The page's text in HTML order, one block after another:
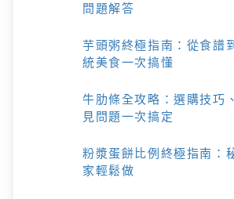
問題解答
芋頭粥終極指南：從食譜
統美食一次搞懂
牛肋條全攻略：選購技巧
見問題一次搞定
粉漿蛋餅比例終極指南：
家輕鬆做